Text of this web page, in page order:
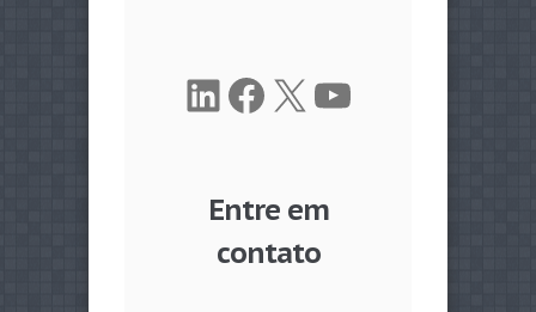
LinkedIn
Facebook
X Youtube
Entre em
contato